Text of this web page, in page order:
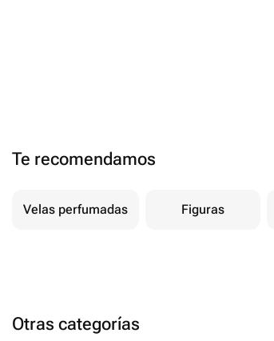
Te recomendamos
Velas perfumadas Figuras
Otras categorías